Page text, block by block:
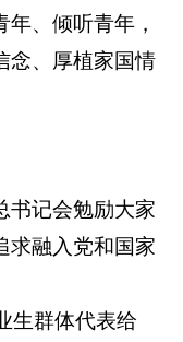
、倾听青年，
念、厚植家国情
书记会勉励大家
求融入党和国家
生群体代表给